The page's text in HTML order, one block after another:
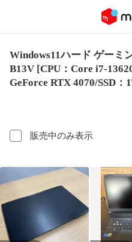
Windows11ハード ゲーミ
B13V [CPU：Core i7-
GeForce RTX 4070/SSD
販売中のみ表示